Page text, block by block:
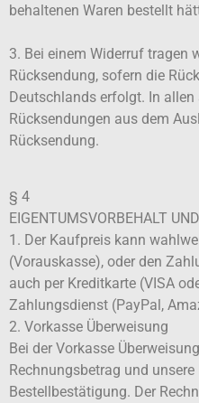
behaltenen Waren bestellt
3. Bei einem Widerruf tragen
Rücksendung, sofern die
Deutschlands erfolgt. In allen
Rücksendungen aus dem
Rücksendung.
§ 4
EIGENTUMSVORBEHALT
1. Der Kaufpreis kann
(Vorauskasse), oder den
auch per Kreditkarte (VISA
Zahlungsdienst (PayPal,
2. Vorkasse Überweisung
Bei der Vorkasse
Rechnungsbetrag und
Bestellbestätigung. Der